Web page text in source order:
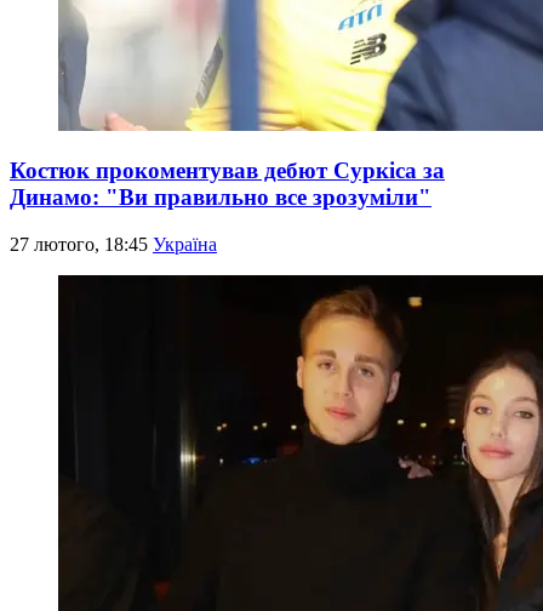
Костюк прокоментував дебют Суркіса за
Динамо: "Ви правильно все зрозуміли"
27 лютого, 18:45 Україна